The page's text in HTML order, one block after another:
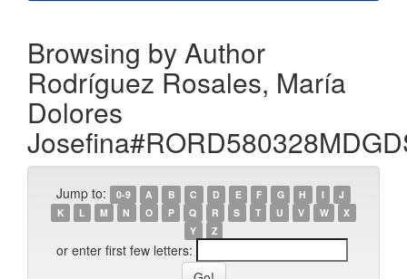
Browsing by Author
Rodríguez Rosales, María
Dolores
Jump to: 0-9 A B C D E F G H I
J
K
L M N O P Q R S T U V W
X
Y
Z
or enter first few letters: